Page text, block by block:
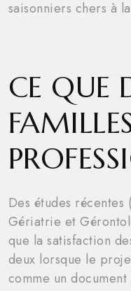
saisonniers chers à
CE QUE
Des études récentes
Gériatrie et
que la satisfaction
deux lorsque le
comme un